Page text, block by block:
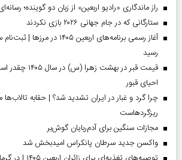
راز ماندگاری «رادیو اربعین» از زبان دو گوینده؛
ستارگانی که در جام جهانی ۲۰۲۶ بازی نکردند
رسید
قیمت قبر در
احیای قبور
چرا گرد و غبار در ایران تشدید شد؟ | حقابه تالاب‌ها
ریزگردهاست
مجازات سنگین برای آدم‌ربایان گوش‌بر
واکسن جدید سرطان پانکراس امیدبخش شد